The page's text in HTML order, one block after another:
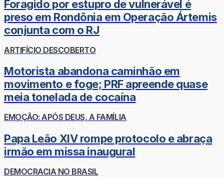
Foragido por estupro de vulnerável é
preso em Rondônia em Operação Ártemis
conjunta com o RJ
ARTIFÍCIO DESCOBERTO
Motorista abandona caminhão em
movimento e foge; PRF apreende quase
meia tonelada de cocaína
EMOÇÃO: APÓS DEUS, A FAMÍLIA
Papa Leão XIV rompe protocolo e abraça
irmão em missa inaugural
DEMOCRACIA NO BRASIL